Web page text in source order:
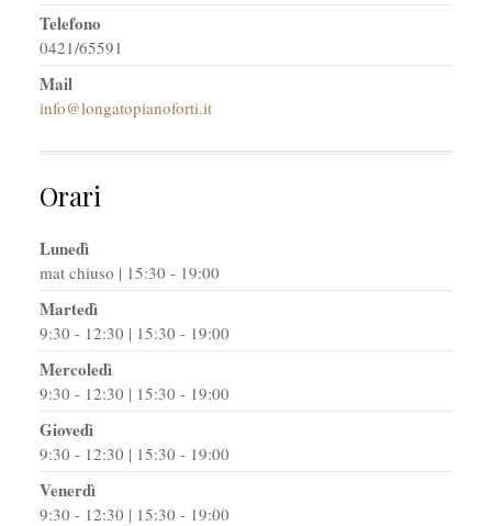
Telefono
0421/65591
Mail
info@longatopianoforti.it
Orari
Lunedì
mat chiuso | 15:30 - 19:00
Martedì
9:30 - 12:30 | 15:30 - 19:00
Mercoledì
9:30 - 12:30 | 15:30 - 19:00
Giovedì
9:30 - 12:30 | 15:30 - 19:00
Venerdì
9:30 - 12:30 | 15:30 - 19:00